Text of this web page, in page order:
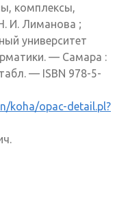
комплексы,
И. Лиманова ;
университет
— Самара :
— ISBN 978-5-
koha/opac-detail.pl?
ссылка)